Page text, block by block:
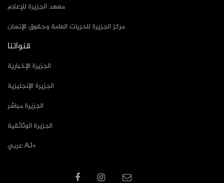
معهد الجزيرة للإعلام
مركز الجزيرة للحريات العامة وحقوق الإنسان
قنواتنا
الجزيرة الإخبارية
الجزيرة الإنجليزية
الجزيرة مباشر
الجزيرة الوثائقية
عربي AJ+